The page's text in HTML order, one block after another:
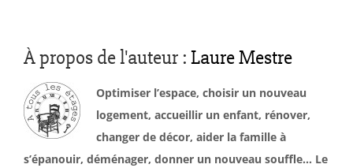
À propos de l'auteur : Laure Mestre
Optimiser l’espace, choisir un nouveau
logement, accueillir un enfant, rénover,
changer de décor, aider la famille à
s’épanouir, déménager, donner un nouveau souffle… Le